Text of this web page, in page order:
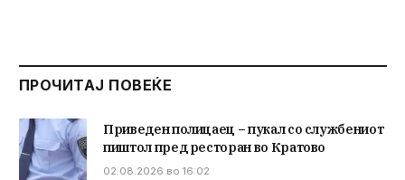
ПРОЧИТАЈ ПОВЕЌЕ
Приведен полицаец – пукал со службениот
пиштол пред ресторан во Кратово
02.08.2026 во 16:02